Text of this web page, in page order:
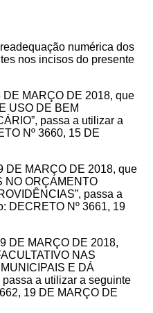
numérica dos
nos incisos do presente
DE MARÇO DE 2018, que
USO DE BEM
passa a utilizar a
Nº 3660, 15 DE
DE MARÇO DE 2018, que
NO ORÇAMENTO
passa a
DECRETO Nº 3661, 19
DE MARÇO DE 2018,
NAS
E DÁ
a utilizar a seguinte
19 DE MARÇO DE